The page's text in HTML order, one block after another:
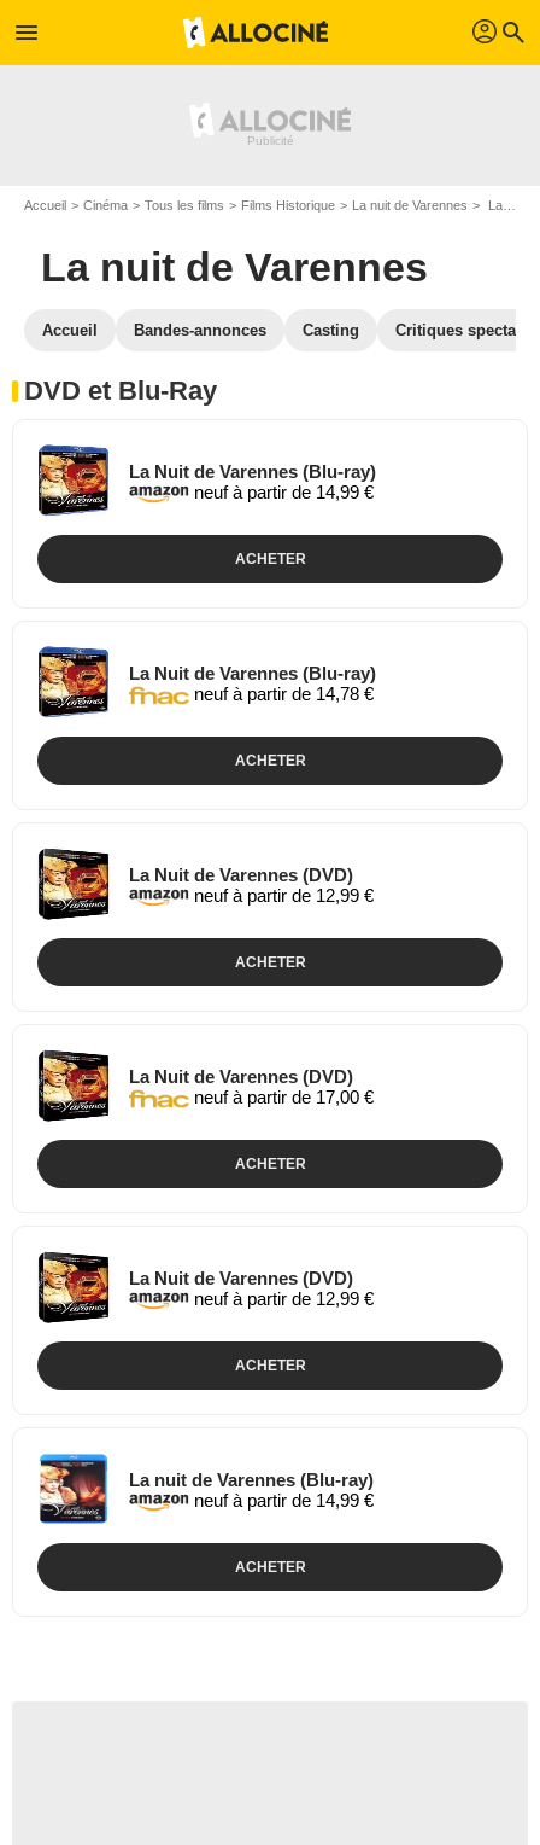
menu profil search
Accueil Cinéma Tous les films Films Historique La nuit de Varennes La nuit de Varennes en DVD Blu Ray
La nuit de Varennes
Accueil Bandes-annonces Casting Critiques
DVD et Blu-Ray
La Nuit de Varennes (Blu-ray)
neuf à partir de 14,99 €
ACHETER
La Nuit de Varennes (Blu-ray)
neuf à partir de 14,78 €
ACHETER
La Nuit de Varennes (DVD)
neuf à partir de 12,99 €
ACHETER
La Nuit de Varennes (DVD)
neuf à partir de 17,00 €
ACHETER
La Nuit de Varennes (DVD)
neuf à partir de 12,99 €
ACHETER
La nuit de Varennes (Blu-ray)
neuf à partir de 14,99 €
ACHETER